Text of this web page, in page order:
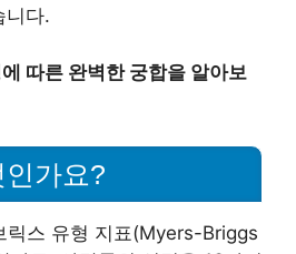
니다.
따른 완벽한 궁합을 알아보
가요?
릭스 유형 지표(Myers-Briggs